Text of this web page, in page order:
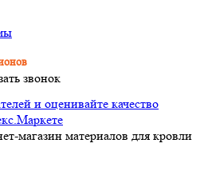
звонок
материалов для кровли